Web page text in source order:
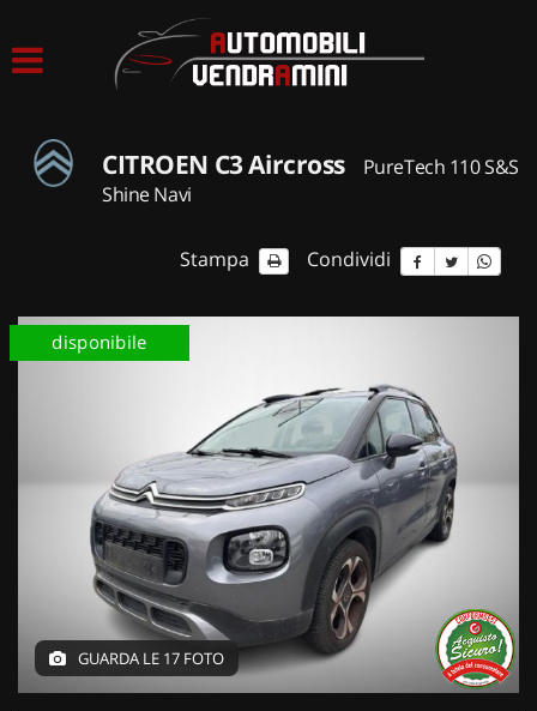
ACQUISTIAMO USATO
CONTATTI
CITROEN C3 Aircross
PureTech 110 S&S
Shine Navi
Stampa Condividi
disponibile
GUARDA LE 17 FOTO